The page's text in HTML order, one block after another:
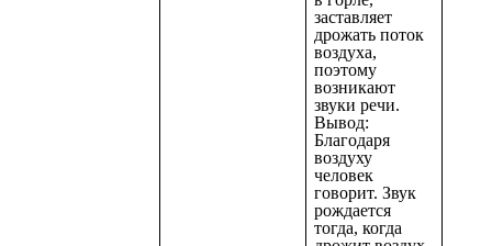
заставляет
дрожать поток
воздуха,
поэтому
возникают
звуки речи.
Вывод:
Благодаря
воздуху
человек
говорит. Звук
рождается
тогда, когда